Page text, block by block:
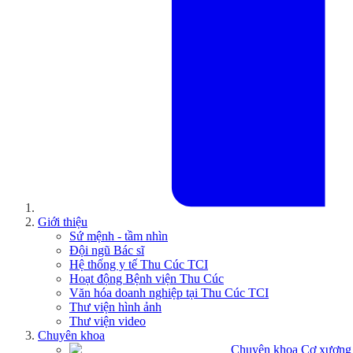
Giới thiệu
Sứ mệnh - tầm nhìn
Đội ngũ Bác sĩ
Hệ thống y tế Thu Cúc TCI
Hoạt động Bệnh viện Thu Cúc
Văn hóa doanh nghiệp tại Thu Cúc TCI
Thư viện hình ảnh
Thư viện video
Chuyên khoa
Chuyên khoa Cơ